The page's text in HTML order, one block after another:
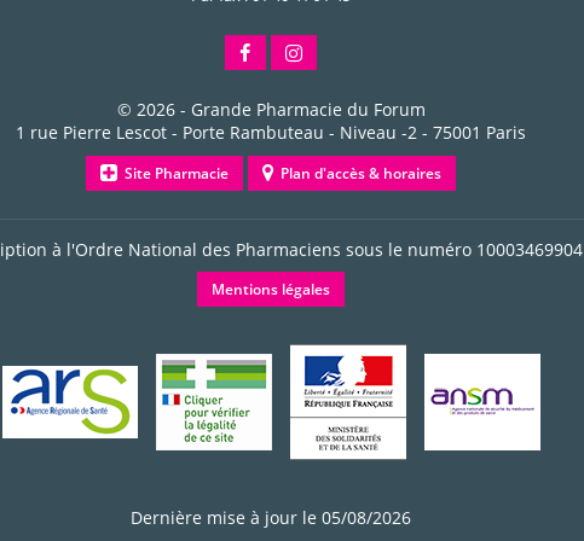
© 2026 - Grande Pharmacie du Forum
1 rue Pierre Lescot - Porte Rambuteau - Niveau -2 - 75001 Paris
Site Pharmacie Plan d'accès & horaires
à l'Ordre National des Pharmaciens sous le numéro 10003469904
Mentions légales
Dernière mise à jour le 05/08/2026